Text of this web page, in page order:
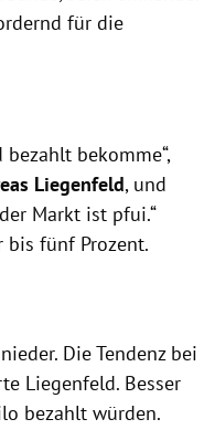
für die
bekomme“,
Liegenfeld, und
Markt ist pfui.“
bis fünf Prozent.
Die Tendenz bei
Liegenfeld. Besser
bezahlt würden.